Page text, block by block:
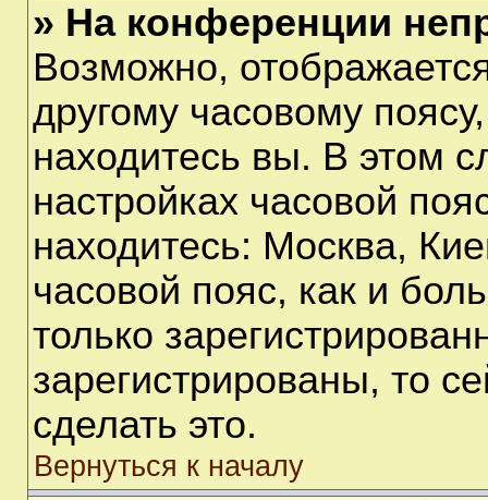
» На конференции
Возможно,
другому часовому
находитесь вы. В этом
настройках часовой
находитесь: Москва,
часовой пояс, как и
только
зарегистрированы, то
сделать это.
Вернуться к началу